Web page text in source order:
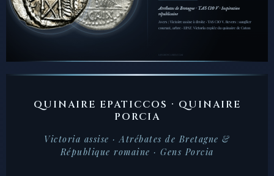
QUINAIRE EPATICCOS · QUINAIRE
PORCIA
Victoria assise · Atrébates de Bretagne &
République romaine · Gens Porcia